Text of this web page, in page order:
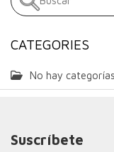
CATEGORIES
No hay categorías
Suscríbete